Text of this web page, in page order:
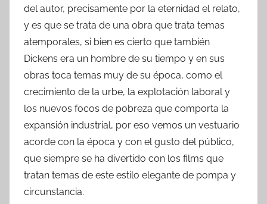
del autor, precisamente por la eternidad el relato,
y es que se trata de una obra que trata temas
atemporales, si bien es cierto que también
Dickens era un hombre de su tiempo y en sus
obras toca temas muy de su época, como el
crecimiento de la urbe, la explotación laboral y
los nuevos focos de pobreza que comporta la
expansión industrial, por eso vemos un vestuario
acorde con la época y con el gusto del público,
que siempre se ha divertido con los films que
tratan temas de este estilo elegante de pompa y
circunstancia.